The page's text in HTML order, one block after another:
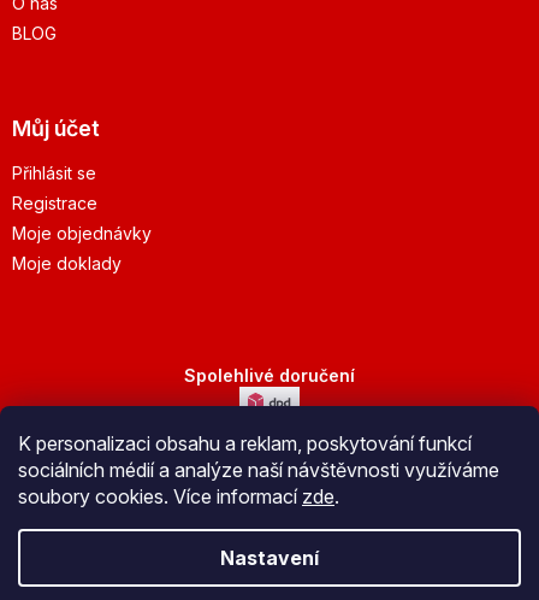
K personalizaci obsahu a reklam, poskytování funkcí
sociálních médií a analýze naší návštěvnosti využíváme
soubory cookies. Více informací zde.
Nastavení
BLOG
Můj účet
Přihlásit se
Registrace
Moje objednávky
Moje doklady
Spolehlivé doručení
Bezpečná platba